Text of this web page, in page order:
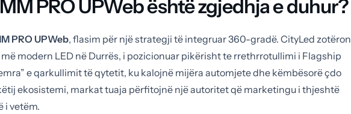
PRO UPWeb është zgjedhja e duhur?
PRO UPWeb, flasim për një strategji të integruar 360-gradë. CityLed zotëron
modern LED në Durrës, i pozicionuar pikërisht te rrethrrotullimi i Flagship
e qarkullimit të qytetit, ku kalojnë mijëra automjete dhe këmbësorë çdo
ekosistemi, markat tuaja përfitojnë një autoritet që marketingu i thjeshtë
i vetëm.